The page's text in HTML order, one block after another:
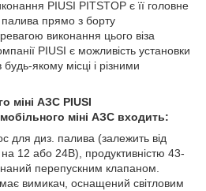
PIUSI PITSTOP є її головне
палива прямо з борту
виконання цього віза
PIUSI є можливість установки
якому місці і різними
міні АЗС PIUSI
міні АЗС входить:
для диз. палива (залежить від
12 або 24В), продуктивністю 43-
перепускним клапаном.
вимикач, оснащений світловим